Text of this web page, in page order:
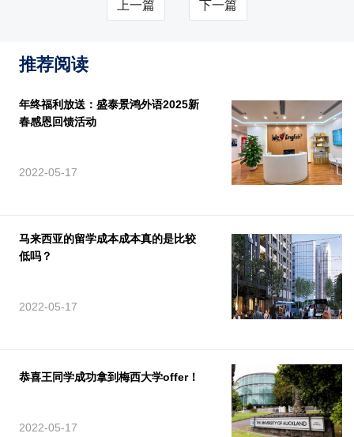
上一篇 下一篇
推荐阅读
年终福利放送：盛泰景鸿外语2025新
春感恩回馈活动
2022-05-17
马来西亚的留学成本成本真的是比较
低吗？
2022-05-17
恭喜王同学成功拿到梅西大学offer！
2022-05-17